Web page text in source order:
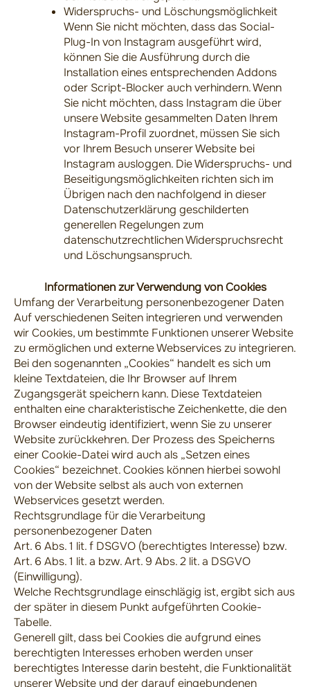
Widerspruchs- und Löschungsmöglichkeit
Wenn Sie nicht möchten, dass das Social-
Plug-In von Instagram ausgeführt wird,
können Sie die Ausführung durch die
Installation eines entsprechenden Addons
oder Script-Blocker auch verhindern. Wenn
Sie nicht möchten, dass Instagram die über
unsere Website gesammelten Daten Ihrem
Instagram-Profil zuordnet, müssen Sie sich
vor Ihrem Besuch unserer Website bei
Instagram ausloggen. Die Widerspruchs- und
Beseitigungsmöglichkeiten richten sich im
Übrigen nach den nachfolgend in dieser
Datenschutzerklärung geschilderten
generellen Regelungen zum
datenschutzrechtlichen Widerspruchsrecht
und Löschungsanspruch.
Informationen zur Verwendung von Cookies
Umfang der Verarbeitung personenbezogener Daten
Auf verschiedenen Seiten integrieren und verwenden
wir Cookies, um bestimmte Funktionen unserer Website
zu ermöglichen und externe Webservices zu integrieren.
Bei den sogenannten „Cookies“ handelt es sich um
kleine Textdateien, die Ihr Browser auf Ihrem
Zugangsgerät speichern kann. Diese Textdateien
enthalten eine charakteristische Zeichenkette, die den
Browser eindeutig identifiziert, wenn Sie zu unserer
Website zurückkehren. Der Prozess des Speicherns
einer Cookie-Datei wird auch als „Setzen eines
Cookies“ bezeichnet. Cookies können hierbei sowohl
von der Website selbst als auch von externen
Webservices gesetzt werden.
Rechtsgrundlage für die Verarbeitung
personenbezogener Daten
Art. 6 Abs. 1 lit. f DSGVO (berechtigtes Interesse) bzw.
Art. 6 Abs. 1 lit. a bzw. Art. 9 Abs. 2 lit. a DSGVO
(Einwilligung).
Welche Rechtsgrundlage einschlägig ist, ergibt sich aus
der später in diesem Punkt aufgeführten Cookie-
Tabelle.
Generell gilt, dass bei Cookies die aufgrund eines
berechtigten Interesses erhoben werden unser
berechtigtes Interesse darin besteht, die Funktionalität
unserer Website und der darauf eingebundenen